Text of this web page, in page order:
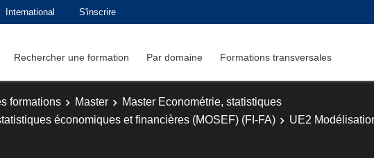
International S'inscrire
Rechercher une formation Par domaine Formations transversales
formations Master
Master Econométrie, statistiques
économiques et financières (MOSEF) (FI-FA)
UE2